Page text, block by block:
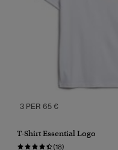
3 PER 65 €
T-Shirt Essential Logo
(18)